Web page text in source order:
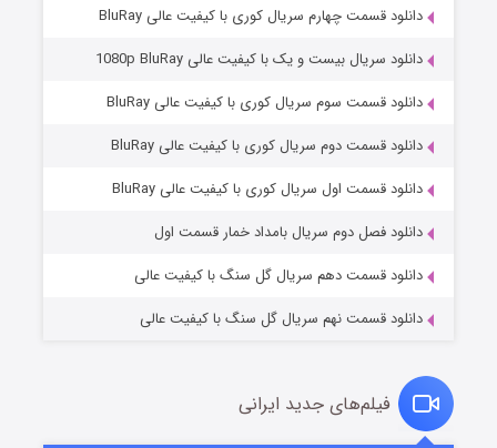
وستی ها
قسمت۱ (زیرنویس) منتشر شد
دانلود قسمت چهارم سریال کوری با کیفیت عالی BluRay
دانلود سریال بیست و یک با کیفیت عالی 1080p BluRay
دانلود قسمت سوم سریال کوری با کیفیت عالی BluRay
دانلود قسمت دوم سریال کوری با کیفیت عالی BluRay
دانلود قسمت اول سریال کوری با کیفیت عالی BluRay
دانلود فصل دوم سریال بامداد خمار قسمت اول
دانلود قسمت دهم سریال گل سنگ با کیفیت عالی
دانلود قسمت نهم سریال گل سنگ با کیفیت عالی
فیلم‌های جدید ایرانی